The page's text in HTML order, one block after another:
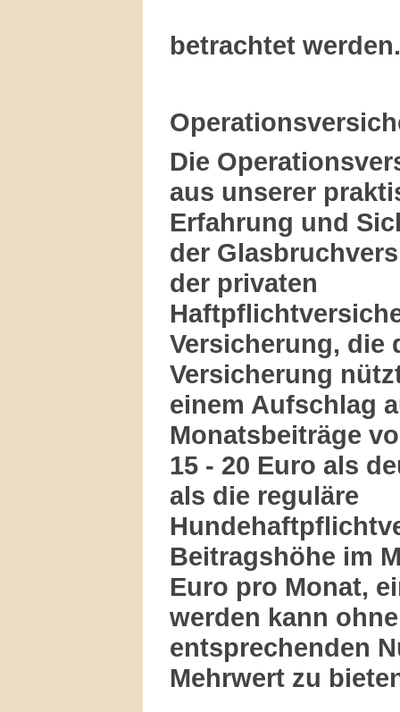
betrachtet werden.
Die
aus unserer
Erfahrung und
der
der privaten
Versicherung, die
Versicherung
einem Aufschlag
Monatsbeiträge
15 - 20 Euro als
als die reguläre
Beitragshöhe im
Euro pro Monat,
werden kann
entsprechenden
Mehrwert zu